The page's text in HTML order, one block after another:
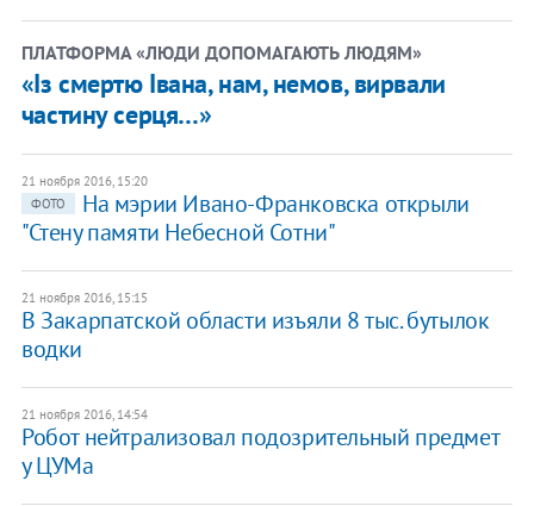
ПЛАТФОРМА «ЛЮДИ ДОПОМАГАЮТЬ ЛЮДЯМ»
«Із смертю Івана, нам, немов, вирвали
частину серця…»
21 ноября 2016, 15:20
ФОТО
На мэрии Ивано-Франковска открыли
"Стену памяти Небесной Сотни"
21 ноября 2016, 15:15
В Закарпатской области изъяли 8 тыс. бутылок
водки
21 ноября 2016, 14:54
Робот нейтрализовал подозрительный предмет
у ЦУМа